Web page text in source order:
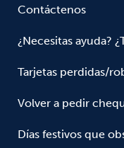
Contáctenos
¿Necesitas ayuda?
Tarjetas perdidas/
Volver a pedir
Días festivos que